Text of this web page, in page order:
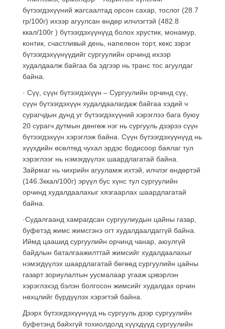
бүтээгдэхүүний жагсаалтад орсон сахар, тослог (28.7
гр/100г) ихээр агуулсан өндөр илчлэгтэй (482.8
ккал/100г ) бүтээгдэхүүнүүд болох хрустик, монамур,
контик, счастливый день, напелеон торт, кекс зэрэг
бүтээгдэхүүнүүдийг сургуулийн орчинд ихээр
худалдаалж байгаа ба эдгээр нь транс тос агуулдаг
байна.
· Сүү, сүүн бүтээгдэхүүн – Сургуулийн орчинд сүү,
сүүн бүтээгдэхүүн худалдаалагдаж байгаа хэдий ч
сурагчдын дунд уг бүтээгдэхүүний хэрэглээ бага буюу
20 сурагч дутмын дөнгөж нэг нь сургууль дээрээ сүүн
бүтээгдэхүүн хэрэглэж байна. Сүүн бүтээгдэхүүнүүд нь
хүүхдийн өсөлтөд чухал эрдэс бодисоор баялаг тул
хэрэглээг нь нэмэгдүүлэх шаардлагатай байна.
Зайрмаг нь чихрийн агууламж ихтэй, илчлэг өндөртэй
(146.3ккал/100г) эрүүл бус хүнс тул сургуулийн
орчинд худалдаалахыг хязгаарлах шаардлагатай
байна.
·Судалгаанд хамрагдсан сургуулиудын цайны газар,
буфетэд жимс жимсгэнэ огт худалдаалдаггүй байна.
Иймд цаашид сургуулийн орчинд чанар, аюулгүй
байдлын баталгаажилттай жимсийг худалдаалахыг
нэмэгдүүлэх шаардлагатай бөгөөд сургуулийн цайны
газарт зориулалтын уусмалаар угааж цэвэрлэн
хэрэглэхэд бэлэн болгосон жимсийг худалдах орчин
нөхцлийг бүрдүүлэх хэрэгтэй байна.
Дээрх бүтээгдэхүүнүүд нь сургууль дээр сургуулийн
буфетэнд байхгүй тохиолдолд хүүхдүүд сургуулийн